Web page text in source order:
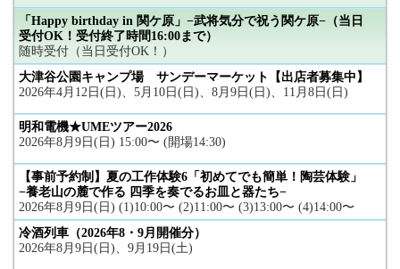
「Happy birthday in 関ケ原」−武将気分で祝う関ケ原−（当日
受付OK！受付終了時間16:00まで）
随時受付（当日受付OK！）
大津谷公園キャンプ場 サンデーマーケット【出店者募集中】
2026年4月12日(日)、5月10日(日)、8月9日(日)、11月8日(日)
明和電機★UMEツアー2026
2026年8月9日(日) 15:00〜 (開場14:30)
【事前予約制】夏の工作体験6「初めてでも簡単！陶芸体験」
−養老山の麓で作る 四季を奏でるお皿と器たち−
2026年8月9日(日) (1)10:00〜 (2)11:00〜 (3)13:00〜 (4)14:00〜
冷酒列車（2026年8・9月開催分）
2026年8月9日(日)、9月19日(土)